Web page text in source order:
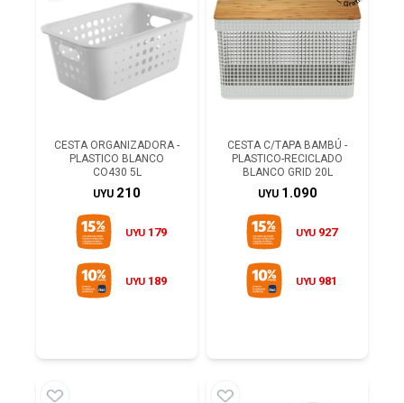
CESTA ORGANIZADORA -
PLASTICO BLANCO
CO430 5L
UYU 210
UYU 179
UYU 189
CESTA C/TAPA BAMBÚ -
PLASTICO-RECICLADO
BLANCO GRID 20L
UYU 1.090
UYU 927
UYU 981